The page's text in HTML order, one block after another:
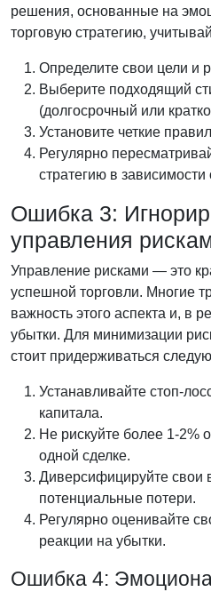
решения, основанные на
торговую стратегию,
Определите свои цели и
Выберите подходящий
(долгосрочный или
Установите четкие
Регулярно
стратегию в
Ошибка 3:
управления
Управление рисками — это
успешной торговли. Многие
важность этого аспекта и, в
убытки. Для минимизации
стоит придерживаться
Устанавливайте стоп-
капитала.
Не рискуйте более 1-2%
одной сделке.
Диверсифицируйте свои
потенциальные потери.
Регулярно оценивайте
реакции на убытки.
Ошибка 4: